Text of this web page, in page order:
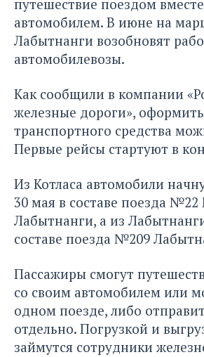
путешествие поездом
автомобилем. В июне на
Лабытнанги возобновят
автомобилевозы.
Как сообщили в компании
железные дороги»,
транспортного средства
Первые рейсы стартуют в
Из Котласа автомобили
30 мая в составе поезда
Лабытнанги, а из
составе поезда №209
Пассажиры смогут
со своим автомобилем или
одном поезде, либо
отдельно. Погрузкой и
займутся сотрудники